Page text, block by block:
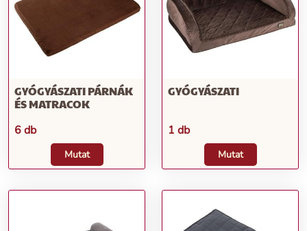
GYÓGYÁSZATI PÁRNÁK
ÉS MATRACOK
6 db
Mutat
GYÓGYÁSZATI
1 db
Mutat